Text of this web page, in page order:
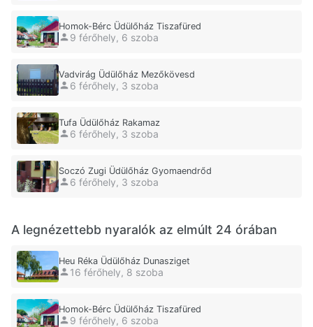
Homok-Bérc Üdülőház Tiszafüred
9 férőhely, 6 szoba
Vadvirág Üdülőház Mezőkövesd
6 férőhely, 3 szoba
Tufa Üdülőház Rakamaz
6 férőhely, 3 szoba
Soczó Zugi Üdülőház Gyomaendrőd
6 férőhely, 3 szoba
A legnézettebb nyaralók az elmúlt 24 órában
Heu Réka Üdülőház Dunasziget
16 férőhely, 8 szoba
Homok-Bérc Üdülőház Tiszafüred
9 férőhely, 6 szoba